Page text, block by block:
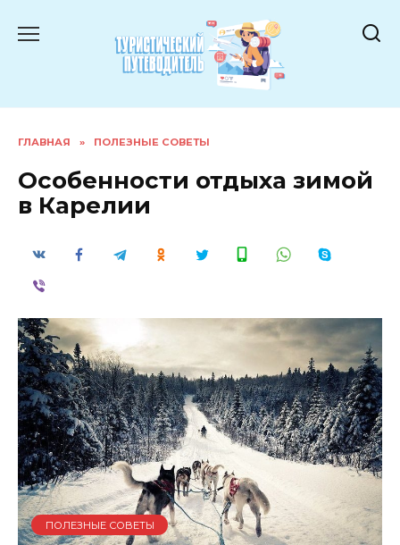
ГЛАВНАЯ » ПОЛЕЗНЫЕ СОВЕТЫ
Особенности отдыха зимой
в Карелии
ПОЛЕЗНЫЕ СОВЕТЫ